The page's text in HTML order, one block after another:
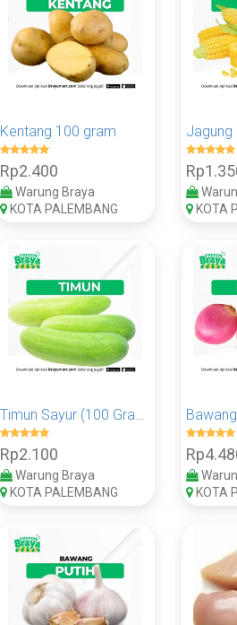
Kentang 100 gram
Rp2.400
Warung Braya
KOTA PALEMBANG
KOTA
Rp2.100
Warung Braya
KOTA PALEMBANG
KOTA